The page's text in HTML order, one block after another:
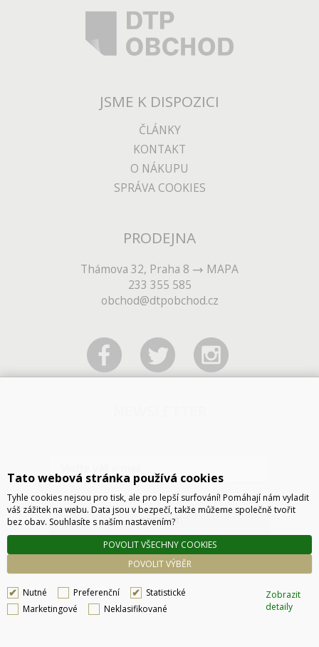
JSME K DISPOZICI
ČLÁNKY
KONTAKT
O NÁKUPU
SPRÁVA COOKIES
PRODEJNA
Thámova 32, Praha 8
MAPA
233 355 585
obchod@dtpobchod.cz
ODESLAT
Tato webová stránka používá cookies
Tyhle cookies nejsou pro tisk, ale pro lepší surfování! Pomáhají nám vyladit
váš zážitek na webu. Data jsou v bezpečí, takže můžeme společně tvořit
bez obav. Souhlasíte s naším nastavením?
POVOLIT VÝBĚR
POVOLIT VŠECHNY COOKIES
Nutné Preferenční
Statistické
Marketingové
Neklasifikované
Zobrazit
detaily